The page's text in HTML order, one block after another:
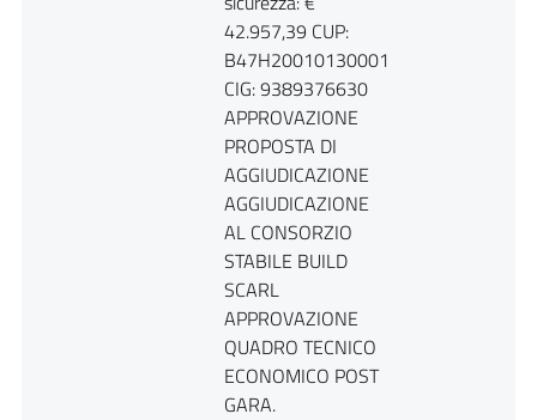
42.957,39 CUP:
B47H20010130001
CIG: 9389376630
APPROVAZIONE
PROPOSTA DI
AGGIUDICAZIONE
AGGIUDICAZIONE
AL CONSORZIO
STABILE BUILD
SCARL
APPROVAZIONE
QUADRO TECNICO
ECONOMICO POST
GARA.